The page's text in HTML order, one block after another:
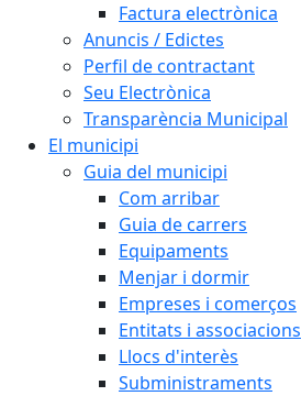
Factura electrònica
Anuncis / Edictes
Perfil de contractant
Seu Electrònica
Transparència Municipal
El municipi
Guia del municipi
Com arribar
Guia de carrers
Equipaments
Menjar i dormir
Empreses i comerços
Entitats i associacions
Llocs d'interès
Subministraments